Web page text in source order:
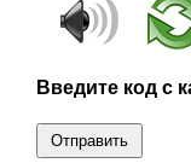
Введите код с
Отправить